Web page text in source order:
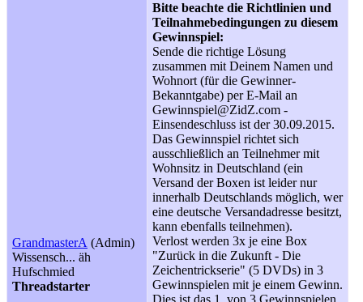
GrandmasterA (Admin)
Wissensch... äh
Hufschmied
Threadstarter
Bitte beachte die Richtlinien und
Teilnahmebedingungen zu diesem
Gewinnspiel:
Sende die richtige Lösung
zusammen mit Deinem Namen und
Wohnort (für die Gewinner-
Bekanntgabe) per E-Mail an
Gewinnspiel@ZidZ.com -
Einsendeschluss ist der 30.09.2015.
Das Gewinnspiel richtet sich
ausschließlich an Teilnehmer mit
Wohnsitz in Deutschland (ein
Versand der Boxen ist leider nur
innerhalb Deutschlands möglich, wer
eine deutsche Versandadresse besitzt,
kann ebenfalls teilnehmen).
Verlost werden 3x je eine Box
"Zurück in die Zukunft - Die
Zeichentrickserie" (5 DVDs) in 3
Gewinnspielen mit je einem Gewinn.
Dies ist das 1. von 3 Gewinnspielen.